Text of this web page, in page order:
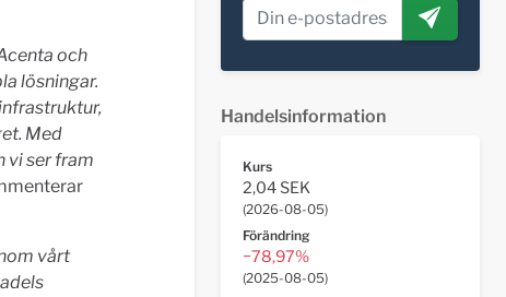
och
lösningar.
Med
vi ser fram
vårt
Handelsinformation
Kurs
2,04 SEK
(2026-08-05)
Förändring
−78,97%
(2025-08-05)